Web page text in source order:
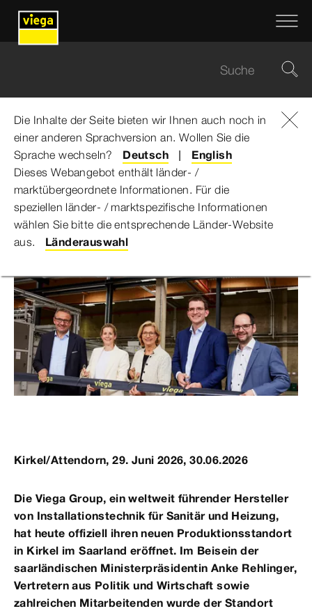
Die Inhalte der Seite bieten wir Ihnen auch noch in
einer anderen Sprachversion an. Wollen Sie die
Sprache wechseln?
Deutsch
English
Dieses Webangebot enthält länder- /
marktübergeordnete Informationen. Für die
speziellen länder- / marktspezifische Informationen
wählen Sie bitte die entsprechende Länder-Website
aus.
Länderauswahl
Viega Gruppe
...
Viega eröffnet neuen Produktionsstandort in Kirkel
Viega eröffnet neuen
Produktionsstandort in Kirkel
Kirkel/Attendorn, 29. Juni 2026, 30.06.2026
Die Viega Group, ein weltweit führender Hersteller
von Installationstechnik für Sanitär und Heizung,
hat heute offiziell ihren neuen Produktionsstandort
in Kirkel im Saarland eröffnet. Im Beisein der
saarländischen Ministerpräsidentin Anke Rehlinger,
Vertretern aus Politik und Wirtschaft sowie
zahlreichen Mitarbeitenden wurde der Standort